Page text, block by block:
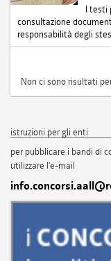
I testi
consultazione
responsabilità degli
Non ci sono risultati
istruzioni per gli enti
per pubblicare i bandi di
utilizzare l'e-mail